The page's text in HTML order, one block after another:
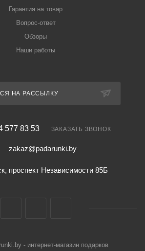
Гарантия на товар
Вопрос-ответ
Обзоры
Наши работы
НА РАССЫЛКУ
577 83 53 ЗАКАЗАТЬ ЗВОНОК
zakaz@padarunki.by
проспект Независимости 85Б
- интернет-магазин подарков